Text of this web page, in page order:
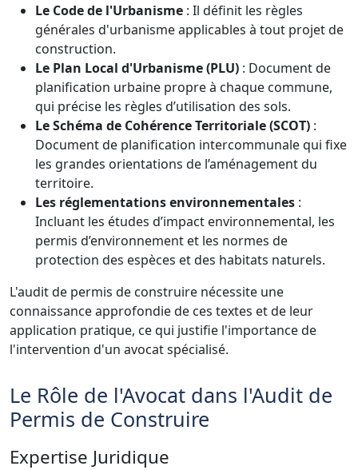
Le Code de l'Urbanisme : Il définit les règles
générales d'urbanisme applicables à tout projet de
construction.
Le Plan Local d'Urbanisme (PLU) : Document de
planification urbaine propre à chaque commune,
qui précise les règles d’utilisation des sols.
Le Schéma de Cohérence Territoriale (SCOT) :
Document de planification intercommunale qui fixe
les grandes orientations de l’aménagement du
territoire.
Les réglementations environnementales :
Incluant les études d’impact environnemental, les
permis d’environnement et les normes de
protection des espèces et des habitats naturels.
L'audit de permis de construire nécessite une
connaissance approfondie de ces textes et de leur
application pratique, ce qui justifie l'importance de
l'intervention d'un avocat spécialisé.
Le Rôle de l'Avocat dans l'Audit de
Permis de Construire
Expertise Juridique